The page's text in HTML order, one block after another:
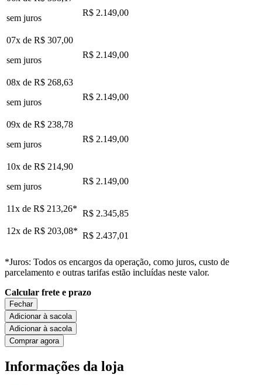
sem juros
R$ 2.149,00
07x de R$ 307,00
sem juros
R$ 2.149,00
08x de R$ 268,63
sem juros
R$ 2.149,00
09x de R$ 238,78
sem juros
R$ 2.149,00
10x de R$ 214,90
sem juros
R$ 2.149,00
11x de R$ 213,26* R$ 2.345,85
12x de R$ 203,08* R$ 2.437,01
*Juros: Todos os encargos da operação, como juros, custo de
parcelamento e outras tarifas estão incluídas neste valor.
Calcular frete e prazo
Fechar
Adicionar à sacola
Adicionar à sacola
Comprar agora
Informações da loja